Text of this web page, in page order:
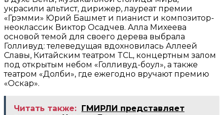
украсили альтист, дирижер, лауреат премии
«Грэмми» Юрий Башмет и пианист и композитор-
неоклассик Виктор Осадчев. Алла Михеева
основой темой для своего дерева выбрала
Голливуд: телеведущая вдохновилась Аллеей
Славы, Китайским театром TCL, концертным залом
под открытым небом «Голливуд-боул», а также
театром «Долби», где ежегодно вручают премию
«Оскар».
Читать также: ГМИРЛИ представляет